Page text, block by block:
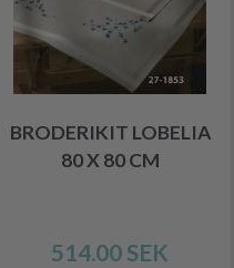
BRODERIKIT LOBELIA
80 X 80 CM
514.00 SEK